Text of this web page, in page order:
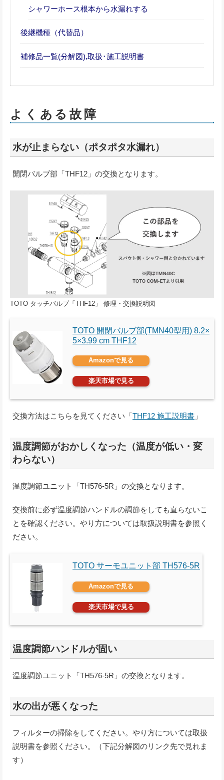
シャワーホース根本から水漏れする
後継機種（代替品）
補修品一覧(分解図),取扱･施工説明書
よくある故障
水が止まらない（ポタポタ水漏れ）
開閉バルブ部「THF12」の交換となります。
TOTO タッチバルブ「THF12」 修理・交換説明図
TOTO 開閉バルブ部(TMN40型用) 8.2×
5×3.99 cm THF12
Amazonで見る
楽天市場で見る
交換方法はこちらを見てください「THF12 施工説明書 」
温度調節がおかしくなった（温度が低い・変
わらない）
温度調節ユニット「TH576-5R」の交換となります。
交換前に必ず温度調節ハンドルの調節をしても直らないこ
とを確認ください。やり方については取扱説明書を参照く
ださい。
TOTO サーモユニット部 TH576-5R
Amazonで見る
楽天市場で見る
温度調節ハンドルが固い
温度調節ユニット「TH576-5R」の交換となります。
水の出が悪くなった
フィルターの掃除をしてください。やり方については取扱
説明書を参照ください。（下記分解図のリンク先で見れま
す）